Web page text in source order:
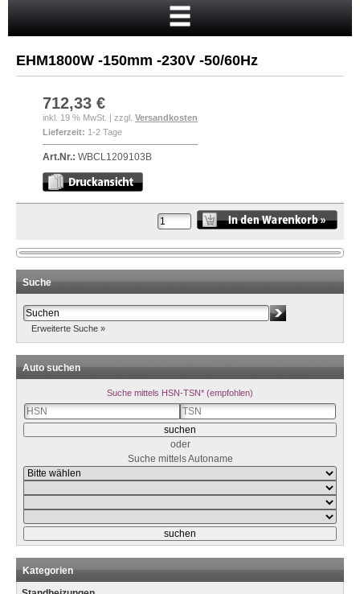
Neukunde?
Kasse
Anmelden
EHM1800W -150mm -230V -50/60Hz
712,33 €
inkl. 19 % MwSt. | zzgl. Versandkosten
Lieferzeit: 1-2 Tage
Art.Nr.: WBCL1209103B
Suche
Erweiterte Suche »
Auto suchen
Suche mittels HSN-TSN* (empfohlen)
oder
Suche mittels Autoname
Kategorien